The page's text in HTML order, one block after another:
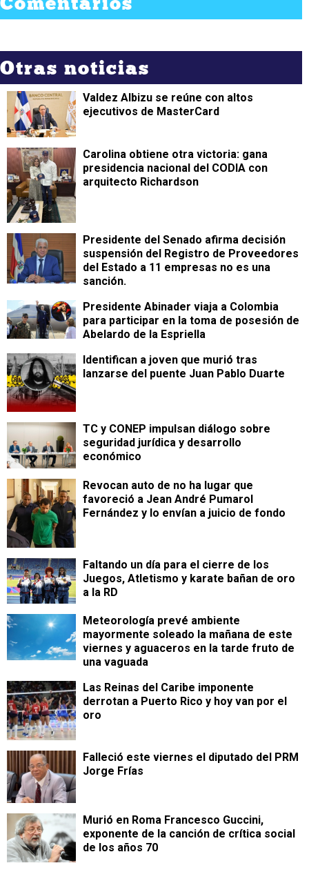
Otras noticias
Valdez Albizu se reúne con altos
ejecutivos de MasterCard
Carolina obtiene otra victoria: gana
presidencia nacional del CODIA con
arquitecto Richardson
Presidente del Senado afirma decisión
suspensión del Registro de Proveedores
del Estado a 11 empresas no es una
sanción.
Presidente Abinader viaja a Colombia
para participar en la toma de posesión de
Abelardo de la Espriella
Identifican a joven que murió tras
lanzarse del puente Juan Pablo Duarte
TC y CONEP impulsan diálogo sobre
seguridad jurídica y desarrollo
económico
Revocan auto de no ha lugar que
favoreció a Jean André Pumarol
Fernández y lo envían a juicio de fondo
Faltando un día para el cierre de los
Juegos, Atletismo y karate bañan de oro
a la RD
Meteorología prevé ambiente
mayormente soleado la mañana de este
viernes y aguaceros en la tarde fruto de
una vaguada
Las Reinas del Caribe imponente
derrotan a Puerto Rico y hoy van por el
oro
Falleció este viernes el diputado del PRM
Jorge Frías
Murió en Roma Francesco Guccini,
exponente de la canción de crítica social
de los años 70